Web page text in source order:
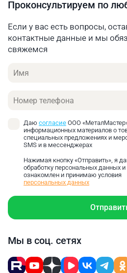
Проконсультируем по
Если у вас есть вопросы,
контактные данные и мы
свяжемся
Имя
Телефон
Даю согласие ООО
информационных материалов о
специальных предложениях и
SMS и в мессенджерах
Нажимая кнопку «Отправить», я
обработку персональных данных
ознакомлен и принимаю условия
персональных данных
Мы в соц. сетях